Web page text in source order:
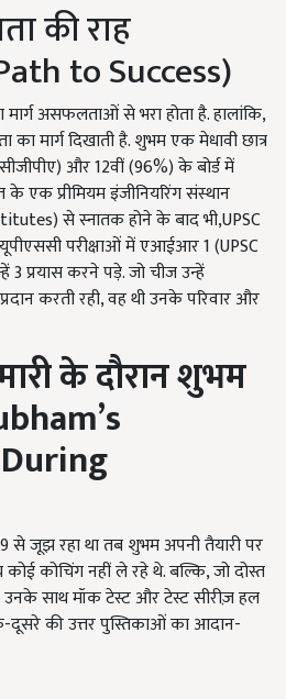
की राह
to Success)
असफलताओं से भरा होता है. हालांकि,
मार्ग दिखाती है. शुभम एक मेधावी छात्र
और 12वीं (96%) के बोर्ड में
एक प्रीमियम इंजीनियरिंग संस्थान
से स्नातक होने के बाद भी,UPSC
परीक्षाओं में एआईआर 1 (UPSC
3 प्रयास करने पड़े. जो चीज उन्हें
करती रही, वह थी उनके परिवार और
के दौरान शुभम
से जूझ रहा था तब शुभम अपनी तैयारी पर
कोचिंग नहीं ले रहे थे. बल्कि, जो दोस्त
उनके साथ मॉक टेस्ट और टेस्ट सीरीज़ हल
दूसरे की उत्तर पुस्तिकाओं का आदान-